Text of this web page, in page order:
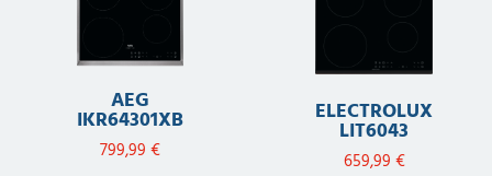
AEG
IKR64301XB
799,99 €
ELECTROLUX
LIT6043
659,99 €